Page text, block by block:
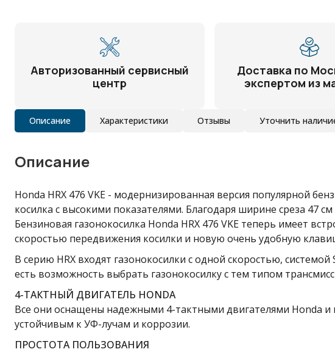
Авторизованный сервисный
центр
Доставка по
экспертом из
Описание Характеристики Отзывы Уточнить
Описание
Honda HRX 476 VKE - модернизированная версия популярной
косилка с высокими показателями. Благодаря ширине среза 47
Бензиновая газонокосилка Honda HRX 476 VKE теперь имеет
скоростью передвижения косилки и новую очень удобную
В серию HRX входят газонокосилки с одной скоростью,
есть возможность выбрать газонокосилку с тем типом
4-ТАКТНЫЙ ДВИГАТЕЛЬ HONDA
Все они оснащены надежными 4-тактными двигателями Honda и
устойчивым к УФ-лучам и коррозии.
ПРОСТОТА ПОЛЬЗОВАНИЯ